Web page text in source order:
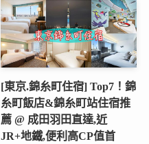
[東京.錦糸町住宿] Top7！錦
糸町飯店&錦糸町站住宿推
薦 @ 成田羽田直達,近
JR+地鐵,便利高CP值首